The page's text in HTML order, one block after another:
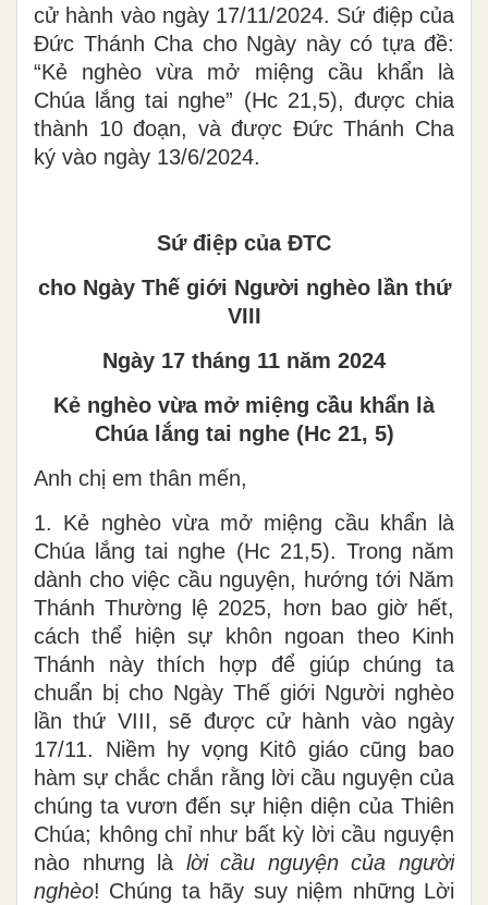
cử hành vào ngày 17/11/2024. Sứ điệp của
Đức Thánh Cha cho Ngày này có tựa đề:
“Kẻ nghèo vừa mở miệng cầu khẩn là
Chúa lắng tai nghe” (Hc 21,5), được chia
thành 10 đoạn, và được Đức Thánh Cha
ký vào ngày 13/6/2024.
Sứ điệp của ĐTC
cho Ngày Thế giới Người nghèo lần thứ
VIII
Ngày 17 tháng 11 năm 2024
Kẻ nghèo vừa mở miệng cầu khẩn là
Chúa lắng tai nghe (Hc 21, 5)
Anh chị em thân mến,
1. Kẻ nghèo vừa mở miệng cầu khẩn là
Chúa lắng tai nghe (Hc 21,5). Trong năm
dành cho việc cầu nguyện, hướng tới Năm
Thánh Thường lệ 2025, hơn bao giờ hết,
cách thể hiện sự khôn ngoan theo Kinh
Thánh này thích hợp để giúp chúng ta
chuẩn bị cho Ngày Thế giới Người nghèo
lần thứ VIII, sẽ được cử hành vào ngày
17/11. Niềm hy vọng Kitô giáo cũng bao
hàm sự chắc chắn rằng lời cầu nguyện của
chúng ta vươn đến sự hiện diện của Thiên
Chúa; không chỉ như bất kỳ lời cầu nguyện
nào nhưng là lời cầu nguyện của người
nghèo! Chúng ta hãy suy niệm những Lời